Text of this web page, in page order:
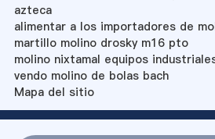
azteca
alimentar a los importadores de
martillo molino drosky m16 pto
molino nixtamal equipos
vendo molino de bolas bach
Mapa del sitio